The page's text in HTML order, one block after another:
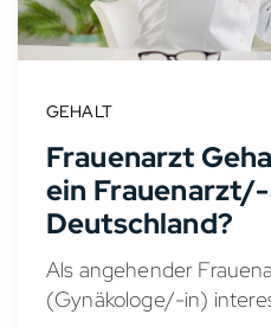
GEHALT
Frauenarzt
ein
Deutschland?
Als angehender
(Gynäkologe/-in)